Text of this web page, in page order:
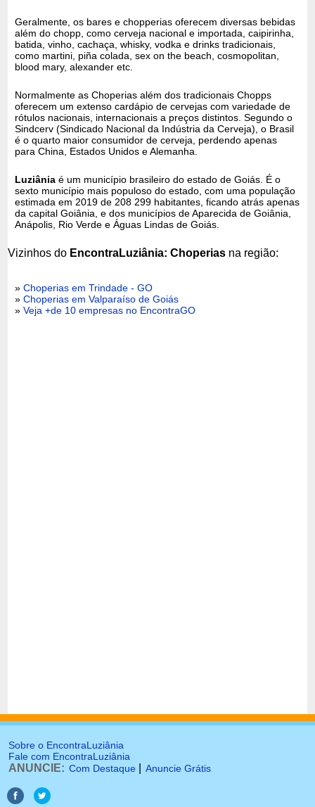
Geralmente, os bares e chopperias oferecem diversas bebidas
além do chopp, como cerveja nacional e importada, caipirinha,
batida, vinho, cachaça, whisky, vodka e drinks tradicionais,
como martini, piña colada, sex on the beach, cosmopolitan,
blood mary, alexander etc.
Normalmente as Choperias além dos tradicionais Chopps
oferecem um extenso cardápio de cervejas com variedade de
rótulos nacionais, internacionais a preços distintos. Segundo o
Sindcerv (Sindicado Nacional da Indústria da Cerveja), o Brasil
é o quarto maior consumidor de cerveja, perdendo apenas
para China, Estados Unidos e Alemanha.
Luziânia é um município brasileiro do estado de Goiás. É o
sexto município mais populoso do estado, com uma população
estimada em 2019 de 208 299 habitantes, ficando atrás apenas
da capital Goiânia, e dos municípios de Aparecida de Goiânia,
Anápolis, Rio Verde e Águas Lindas de Goiás.
Vizinhos do EncontraLuziânia: Choperias na região:
»Choperias em Trindade - GO
»Choperias em Valparaíso de Goiás
»Veja +de 10 empresas no EncontraGO
Sobre o EncontraLuziânia
Fale com EncontraLuziânia
ANUNCIE: Com Destaque Anuncie Grátis